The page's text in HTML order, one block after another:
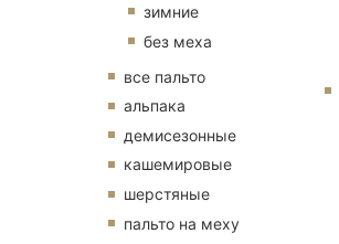
зимние
без меха
все пальто
альпака
демисезонные
кашемировые
шерстяные
пальто на меху